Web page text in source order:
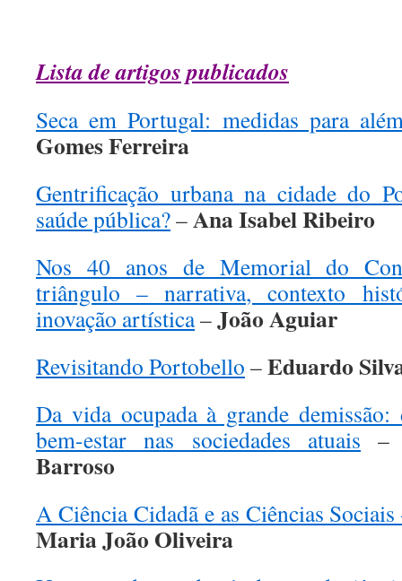
Lista de artigos publicados
Seca em Portugal: medidas para
Gomes Ferreira
Gentrificação urbana na cidade do
saúde pública?–Ana Isabel Ribeiro
Nos 40 anos de Memorial do
triângulo – narrativa, contexto
inovação artística–João Aguiar
Revisitando Portobello –Eduardo
Da vida ocupada à grande demissão:
bem-estar nas sociedades atuais
Barroso
A Ciência Cidadã e as Ciências
Maria João Oliveira